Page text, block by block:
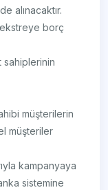
alınacaktır.
ekstreye borç
sahiplerinin
müşterilerin
müşteriler
kampanyaya
sistemine